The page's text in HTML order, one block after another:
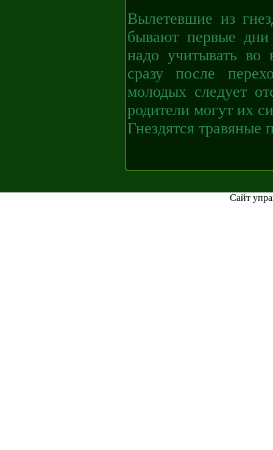
Вылетевшие из
бывают первые
надо учитывать
сразу после
молодых следует
родители могут их
Гнездятся травяные
Сайт